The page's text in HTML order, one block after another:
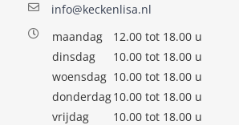
info@keckenlisa.nl
maandag
12.00 tot 18.00 u
dinsdag
10.00 tot 18.00 u
woensdag 10.00 tot 18.00 u
donderdag10.00 tot 18.00 u
vrijdag
10.00 tot 18.00 u